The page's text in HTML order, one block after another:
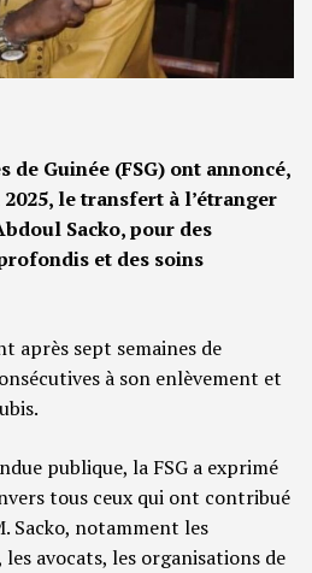
de Guinée (FSG) ont annoncé,
le transfert à l’étranger
Sacko, pour des
et des soins
après sept semaines de
à son enlèvement et
publique, la FSG a exprimé
tous ceux qui ont contribué
Sacko, notamment les
avocats, les organisations de